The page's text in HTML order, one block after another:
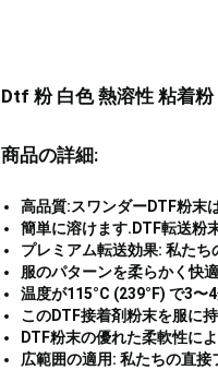
Dtf 粉 白色 熱溶性 粘着
商品の詳細:
高品質:スワンダーDTF粉末
簡単に溶けます.DTF転送粉
プレミアム転送効果: 私た
服のパターンを柔らかく快
温度が115°C (239°F) で3〜
このDTF接着剤粉末を服に
DTF粉末の優れた柔軟性に
広範囲の適用: 私たちの直